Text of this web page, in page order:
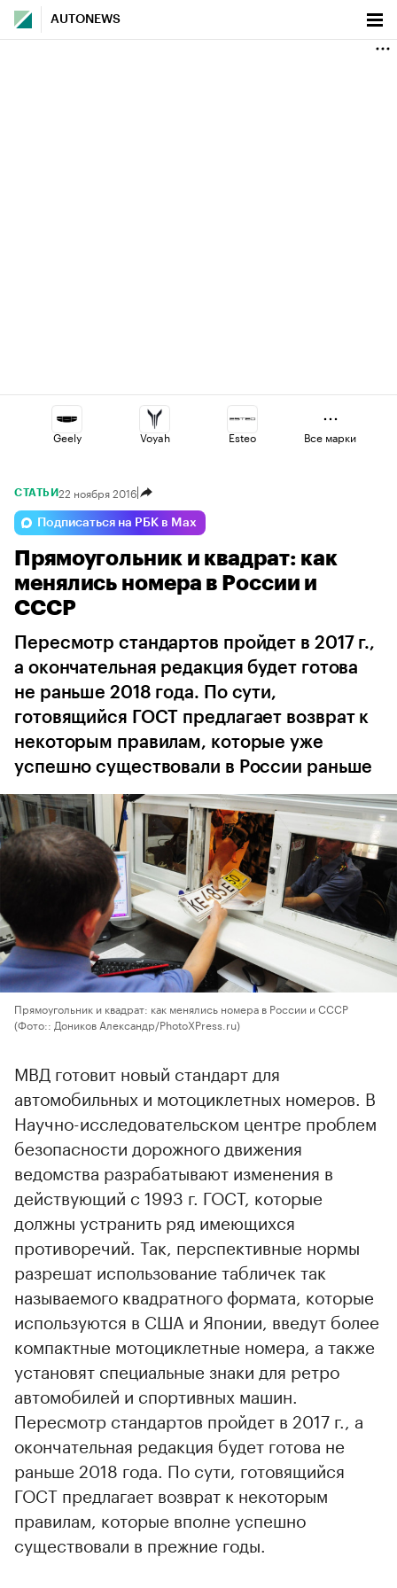
AUTONEWS
Geely Voyah Esteo
Omoda Jaecoo
Haval Volga Lada
Все марки
СТАТЬИ22 ноября 2016
Подписаться на РБК в Max
Прямоугольник и квадрат: как
менялись номера в России и
СССР
Пересмотр стандартов пройдет в 2017 г.,
а окончательная редакция будет готова
не раньше 2018 года. По сути,
готовящийся ГОСТ предлагает возврат к
некоторым правилам, которые уже
успешно существовали в России раньше
Прямоугольник и квадрат: как менялись номера в России и СССР
(Фото:: Доников Александр/PhotoXPress.ru)
МВД готовит новый стандарт для
автомобильных и мотоциклетных номеров. В
Научно-исследовательском центре проблем
безопасности дорожного движения
ведомства разрабатывают изменения в
действующий с 1993 г. ГОСТ, которые
должны устранить ряд имеющихся
противоречий. Так, перспективные нормы
разрешат использование табличек так
называемого квадратного формата, которые
используются в США и Японии, введут более
компактные мотоциклетные номера, а также
установят специальные знаки для ретро
автомобилей и спортивных машин.
Пересмотр стандартов пройдет в 2017 г., а
окончательная редакция будет готова не
раньше 2018 года. По сути, готовящийся
ГОСТ предлагает возврат к некоторым
правилам, которые вполне успешно
существовали в прежние годы.